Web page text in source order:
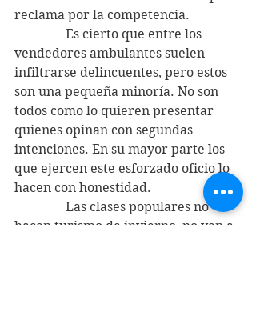
reclama por la competencia.
Es cierto que entre los
vendedores ambulantes suelen
infiltrarse delincuentes, pero estos
son una pequeña minoría. No son
todos como lo quieren presentar
quienes opinan con segundas
intenciones. En su mayor parte los
que ejercen este esforzado oficio lo
hacen con honestidad.
Las clases populares no
hacen turismo de invierno, no van a